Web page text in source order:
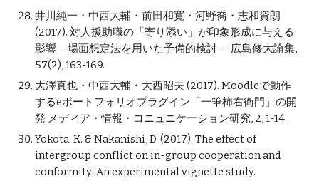
井川純一・中西大輔・前田和寛・河野喬・志和資朗
(2017). 対人援助職の「寄り添い」が印象形成に与える
影響−−場面想定法を用いた予備的検討−− 広島修大論集,
57(2), 163-169.
大澤真也・中西大輔・大西昭夫 (2017). Moodleで動作
するeポートフォリオプラグイン「一筆柿右衛門」の開
発 メディア・情報・コニュニケーション研究, 2, 1-14.
Yokota. K. & Nakanishi, D. (2017). The effect of
intergroup conflict on in-group cooperation and
conformity: An experimental vignette study.